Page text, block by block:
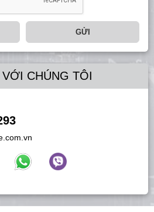
GỬI
CHÚNG TÔI